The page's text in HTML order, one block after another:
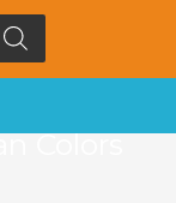
Colors